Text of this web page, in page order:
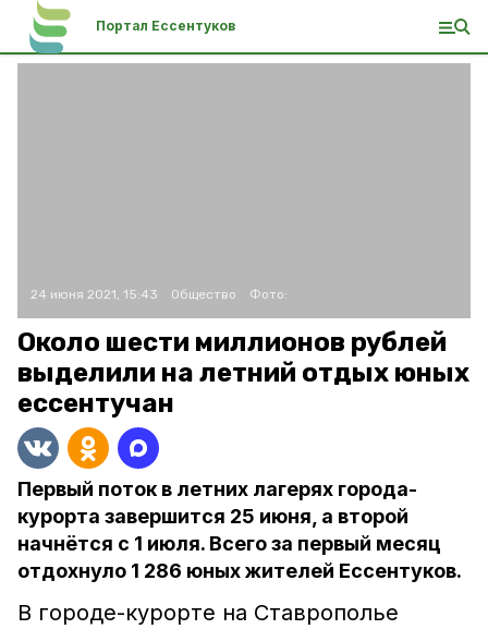
Портал Ессентуков
24 июня 2021, 15:43 Общество Фото:
Около шести миллионов рублей
выделили на летний отдых юных
ессентучан
Первый поток в летних лагерях города-
курорта завершится 25 июня, а второй
начнётся с 1 июля. Всего за первый месяц
отдохнуло 1 286 юных жителей Ессентуков.
В городе-курорте на Ставрополье